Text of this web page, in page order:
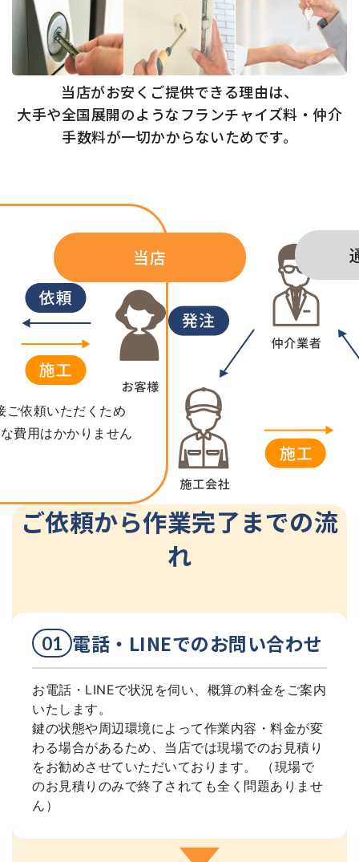
当店がお安く ご提供できる理由は、
大手や全国展開のようなフランチャイズ料・仲介
手数料が一切かからないためです。
当店
ご依頼いただくため
費用はかかりません
ご依頼から作業完了までの流
れ
電話・LINEでのお問い合わせ
お電話・LINEで状況を伺い、概算の料金をご案内
いたします。
鍵の状態や周辺環境によって作業内容・料金が変
わる場合があるため、当店では現場でのお見積り
をお勧めさせていただいております。 （現場で
のお見積りのみで終了されても全く問題ありませ
ん）